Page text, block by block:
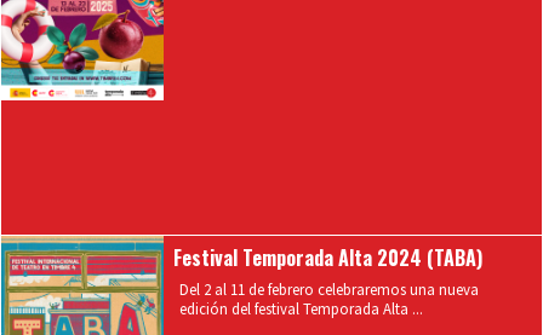
Festival Temporada Alta 2024 (TABA)
Del 2 al 11 de febrero celebraremos una nueva
edición del festival Temporada Alta ...